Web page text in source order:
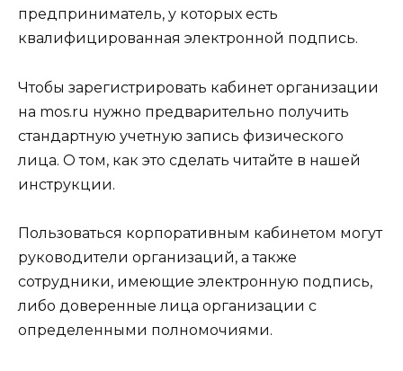
предприниматель, у которых есть
квалифицированная электронной подпись.
Чтобы зарегистрировать кабинет организации
на mos.ru нужно предварительно получить
стандартную учетную запись физического
лица. О том, как это сделать читайте в нашей
инструкции.
Пользоваться корпоративным кабинетом могут
руководители организаций, а также
сотрудники, имеющие электронную подпись,
либо доверенные лица организации с
определенными полномочиями.